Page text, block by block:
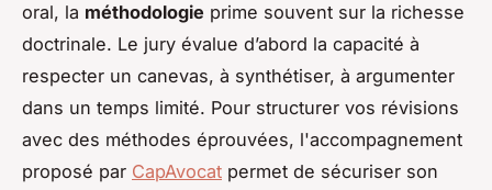
oral, la méthodologie prime souvent sur la richesse
doctrinale. Le jury évalue d’abord la capacité à
respecter un canevas, à synthétiser, à argumenter
dans un temps limité. Pour structurer vos révisions
avec des méthodes éprouvées, l'accompagnement
proposé par CapAvocat permet de sécuriser son